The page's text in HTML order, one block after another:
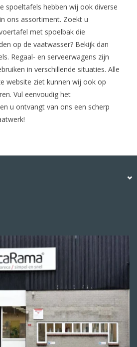
spoeltafels hebben wij ook diverse
in ons assortiment. Zoekt u
met spoelbak die
op de vaatwasser? Bekijk dan
Regaal- en serveerwagens zijn
in verschillende situaties. Alle
website ziet kunnen wij ook op
Vul eenvoudig het
u ontvangt van ons een scherp